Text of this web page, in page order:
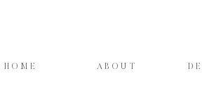
HOME ABOUT